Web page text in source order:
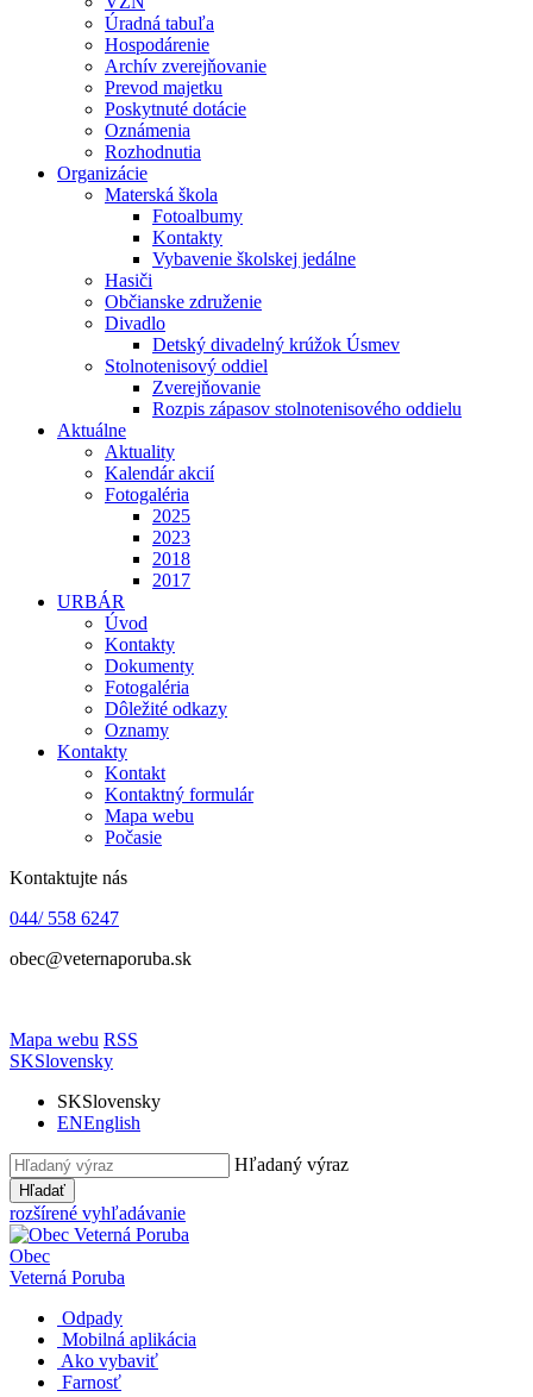
Úradná tabuľa
Hospodárenie
Archív zverejňovanie
Prevod majetku
Poskytnuté dotácie
Oznámenia
Rozhodnutia
Organizácie
Materská škola
Fotoalbumy
Kontakty
Vybavenie školskej jedálne
Hasiči
Občianske združenie
Divadlo
Detský divadelný krúžok Úsmev
Stolnotenisový oddiel
Zverejňovanie
Rozpis zápasov stolnotenisového oddielu
Aktuálne
Aktuality
Kalendár akcií
Fotogaléria
2025
2023
2018
2017
URBÁR
Úvod
Kontakty
Dokumenty
Fotogaléria
Dôležité odkazy
Oznamy
Kontakty
Kontakt
Kontaktný formulár
Mapa webu
Počasie
Kontaktujte nás
044/ 558 6247
obec@veternaporuba.sk
Mapa webu RSS
SKSlovensky
SKSlovensky
ENEnglish
Hľadaný výraz
Hľadať
rozšírené vyhľadávanie
Obec
Veterná Poruba
Odpady
Mobilná aplikácia
Ako vybaviť
Farnosť